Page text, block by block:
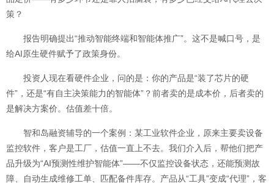
策？
报告明确提出“推动智能终端和智能体推广”。这不是喊口号，是
给AI原生硬件赋予了政策身份。
投资人现在看硬件企业，问的是：你的产品是“装了芯片的硬
件”，还是“有自主决策能力的智能体”？前者卖的是成本价，后者卖的
是解决方案价。估值差十倍。
智和岛融资辅导的一个案例：某工业软件企业，原来主要卖设备
监控软件，客户是工厂，估值一直上不去。我们介入后，帮他们把产
品升级为“AI预测性维护智能体”——不仅监控设备状态，还能预测故
障、自动生成维修工单、匹配备件库存。产品从“工具”变成“代理”，客